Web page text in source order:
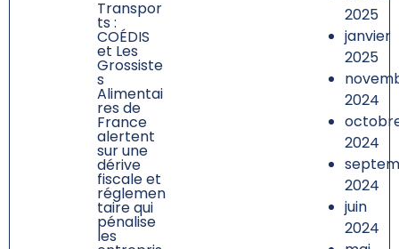
Transpor
ts :
COÉDIS
et Les
Grossiste
s
Alimentai
res de
France
alertent
sur une
dérive
fiscale et
réglemen
taire qui
pénalise
les
2025
janvier
2025
2024
2024
2024
juin
2024